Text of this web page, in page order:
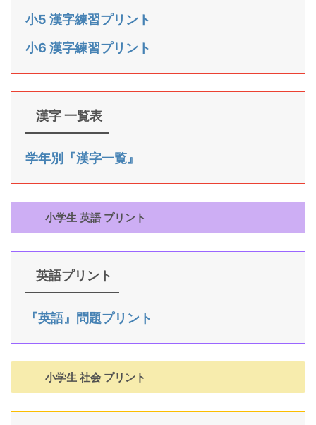
小5 漢字練習プリント
小6 漢字練習プリント
漢字 一覧表
学年別『漢字一覧』
小学生 英語 プリント
英語プリント
『英語』問題プリント
小学生 社会 プリント